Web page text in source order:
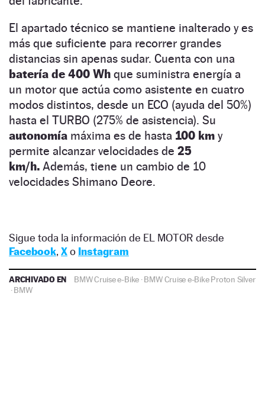
El apartado técnico se mantiene inalterado y es
más que suficiente para recorrer grandes
distancias sin apenas sudar. Cuenta con una
batería de 400 Wh que suministra energía a
un motor que actúa como asistente en cuatro
modos distintos, desde un ECO (ayuda del 50%)
hasta el TURBO (275% de asistencia). Su
autonomía máxima es de hasta 100 km y
permite alcanzar velocidades de 25
km/h. Además, tiene un cambio de 10
velocidades Shimano Deore.
Sigue toda la información de EL MOTOR desde
Facebook, Xo Instagram
ARCHIVADO EN BMW Cruise e-Bike ·BMW Cruise e-Bike Proton Silver
·BMW